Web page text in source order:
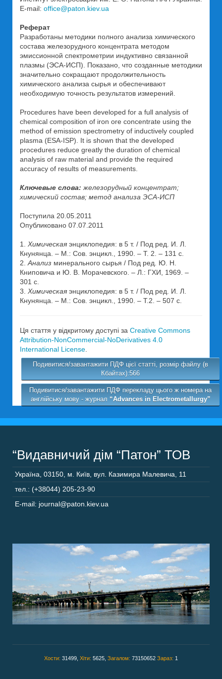
E-mail: office@paton.kiev.ua
Реферат
Разработаны методики полного анализа химического
состава железорудного концентрата методом
эмиссионной спектрометрии индуктивно связанной
плазмы (ЭСА-ИСП). Показано, что созданные методики
значительно сокращают продолжительность
химического анализа сырья и обеспечивают
необходимую точность результатов измерений.
Procedures have been developed for a full analysis of
chemical composition of iron ore concentrate using the
method of emission spectrometry of inductively coupled
plasma (ESA-ISP). It is shown that the developed
procedures reduce greatly the duration of chemical
analysis of raw material and provide the required
accuracy of results of measurements.
Ключевые слова: железорудный концентрат;
химический состав; метод анализа ЭСА-ИСП
Поступила 20.05.2011
Опубликовано 07.07.2011
1. Химическая энциклопедия: в 5 т. / Под ред. И. Л.
Кнунянца. – М.: Сов. энцикл., 1990. – Т. 2. – 131 с.
2. Анализ минерального сырья / Под ред. Ю. Н.
Книповича и Ю. В. Морачевского. – Л.: ГХИ, 1969. –
301 с.
3. Химическая энциклопедия: в 5 т. / Под ред. И. Л.
Кнунянца. – М.: Сов. энцикл., 1990. – Т.2. – 507 с.
Ця стаття у відкритому доступі за Creative Commons
Attribution-NonCommercial-NoDerivatives 4.0
International License
Подивитися/завантажити ПДФ цієї статті, розмір файлу (в
Кбайтах):566
Подивитися/завантажити ПДФ перекладу цього ж номера на
англійську мову - журнал “Advances in Electrometallurgy”
“Видавничий дім “Патон” ТОВ
Україна 03150 м. Київ, вул. Казимира Малевича, 11
тел.: (+38044) 205-23-90
E-mail: journal@paton.kiev.ua
Хости: 31499, Хіти: 5625, Загалом: 73150652 Зараз: 1